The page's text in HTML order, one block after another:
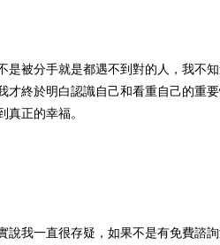
是被分手就是都遇不到對的人，我不
才終於明白認識自己和看重自己的重
正的幸福。
說我一直很存疑，如果不是有免費諮